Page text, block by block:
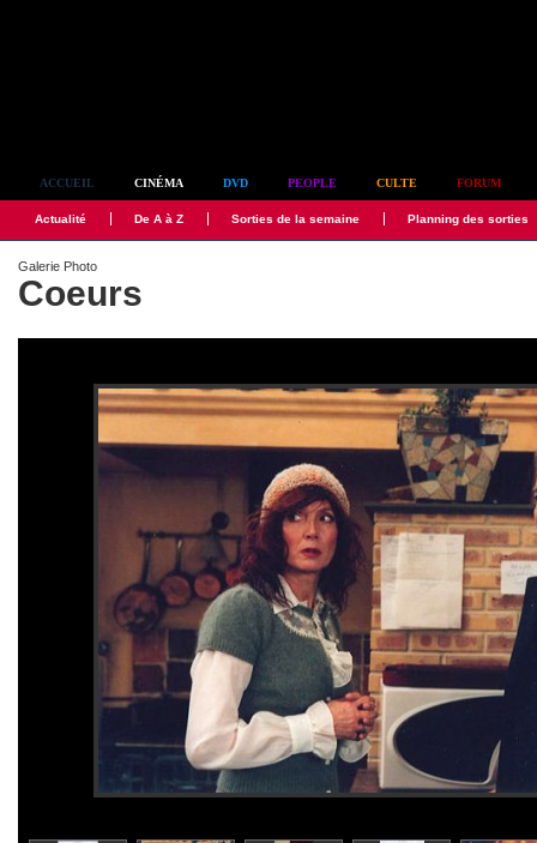
ACCUEIL CINÉMA DVD PEOPLE CULTE FORUM
Actualité De A à Z Sorties de la semaine Planning des sorties
Galerie Photo
Coeurs